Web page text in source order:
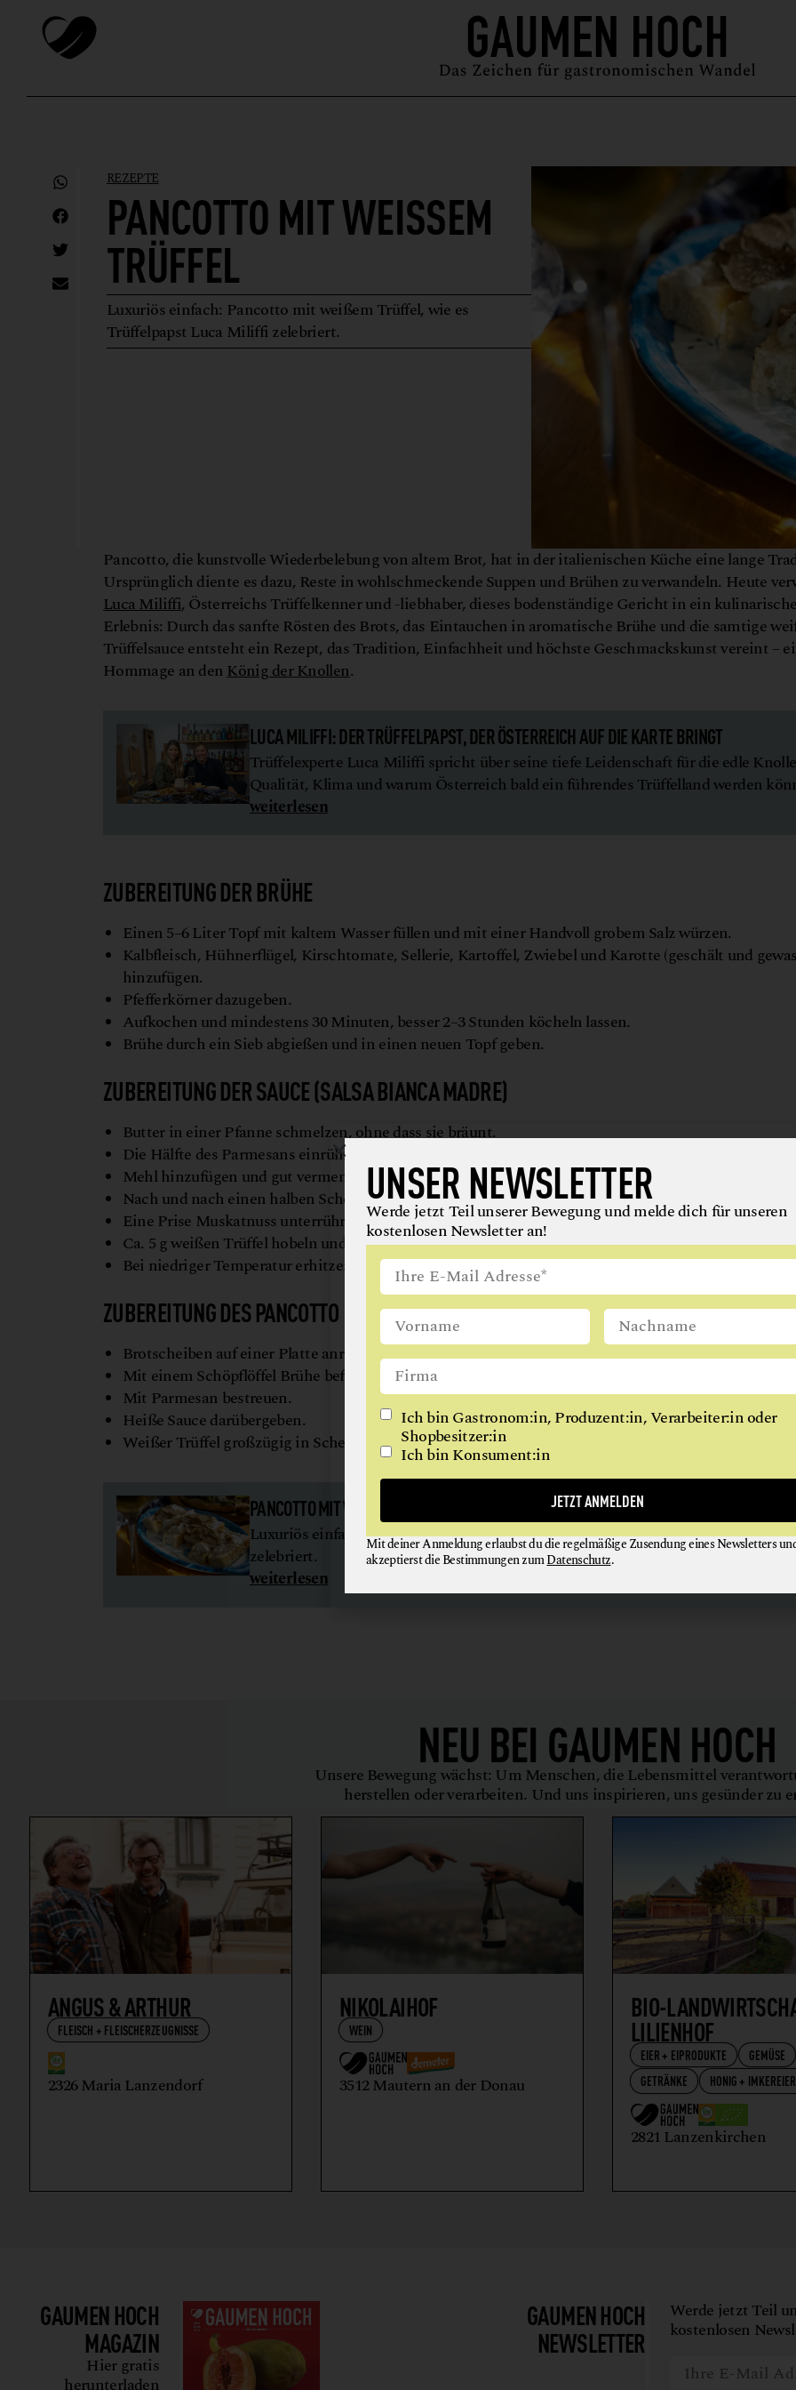
MAGAZIN GUIDE PODCAST ÜBER UNS SYMPOSIUM
REZEPTE
PANCOTTO MIT WEISSEM T
RÜFFEL
Luxuriös einfach: Pancotto mit weißem Trüffel, wie es
Trüffelpapst Luca Miliffi zelebriert.
Pancotto, die kunstvolle Wiederbelebung von altem Brot, hat in der italienischen Küche eine lange
Ursprünglich diente es dazu, Reste in wohlschmeckende Suppen und Brühen zu verwandeln. Heute
Luca Miliffi, Österreichs Trüffelkenner und -liebhaber, dieses bodenständige Gericht in ein
Erlebnis: Durch das sanfte Rösten des Brots, das Eintauchen in aromatische Brühe und die samtige
Trüffelsauce entsteht ein Rezept, das Tradition, Einfachheit und höchste Geschmackskunst vereint –
Hommage an denKönig der Knollen.
LUCA MILIFFI: DER TRÜFFELPAPST, DER ÖSTERREICH AUF DIE KARTE BRINGT
Trüffelexperte Luca Miliffi spricht über seine tiefe Leidenschaft für die edle
Qualität, Klima und warum Österreich bald ein führendes Trüffelland werden
weiterlesen
ZUBEREITUNG DER BRÜHE
Einen 5–6 Liter Topf mit kaltem Wasser füllen und mit einer Handvoll grobem Salz würzen.
Kalbfleisch, Hühnerflügel, Kirschtomate, Sellerie, Kartoffel, Zwiebel und Karotte (geschält und
hinzufügen.
Pfefferkörner dazugeben.
Aufkochen und mindestens 30 Minuten, besser 2–3 Stunden köcheln lassen.
Brühe durch ein Sieb abgießen und in einen neuen Topf geben.
ZUBEREITUNG DER SAUCE (SALSA BIANCA MADRE)
Butter in einer Pfanne schmelzen, ohne dass sie bräunt.
Die Hälfte des Parmesans einrühren.
Mehl hinzufügen und gut vermengen.
Nach und nach einen halben Schöpflöffel gesiebte Brühe einrühren.
Eine Prise Muskatnuss unterrühren.
Ca. 5 g weißen Trüffel hobeln und hinzufügen.
Bei niedriger Temperatur erhitzen, bis die Sauce eine cremige, samtige Konsistenzerreicht.
ZUBEREITUNG DES PANCOTTO
Brotscheiben auf einer Platte anrösten, bis sie leicht karamellisieren.
Mit einem Schöpflöffel Brühe befeuchten.
Mit Parmesan bestreuen.
Heiße Sauce darübergeben.
Weißer Trüffel großzügig in Scheiben darauflegen.
PANCOTTO MIT WEISSEM TRÜFFEL
Luxuriös einfach: Pancotto mit weißem Trüffel, wie es Trüffelpapst Luca Miliffi
zelebriert.
weiterlesen
NEU BEI GAUMEN HOCH
Unsere Bewegung wächst: Um Menschen, die Lebensmittel
herstellen oder verarbeiten. Und uns inspirieren, uns gesünder zu
ANGUS & ARTHUR
FLEISCH + FLEISCHERZEUGNISSE
2326 Maria Lanzendorf
NIKOLAIHOF
WEIN
3512 Mautern an der Donau
BIO-
LILIENHOF
EIER + EIPRODUKTE
GEMÜSE
GETRÄNKE
HONIG +
2821 Lanzenkirchen
GAUMEN HOCH
MAGAZIN
Hier gratis
herunterladen
GAUMEN HOCH
NEWSLETTER
Werde jetzt Teil
kostenlosen
UNSER NEWSLETTER
Werde jetzt Teil unserer Bewegung und melde dich für unseren
kostenlosen Newsletter an!
Ich bin Gastronom:in, Produzent:in, Verarbeiter:in oder
Shopbesitzer:in
Ich bin Konsument:in
JETZT ANMELDEN
Mit deiner Anmeldung erlaubst du die regelmäßige Zusendung eines Newsletters
akzeptierst die Bestimmungen zumDatenschutz.